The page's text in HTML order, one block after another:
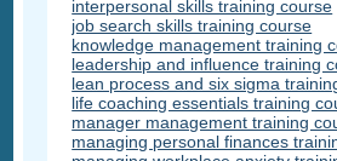
interpersonal skills training course
job search skills training course
knowledge management training
leadership and influence training
lean process and six sigma
life coaching essentials training
manager management training
managing personal finances